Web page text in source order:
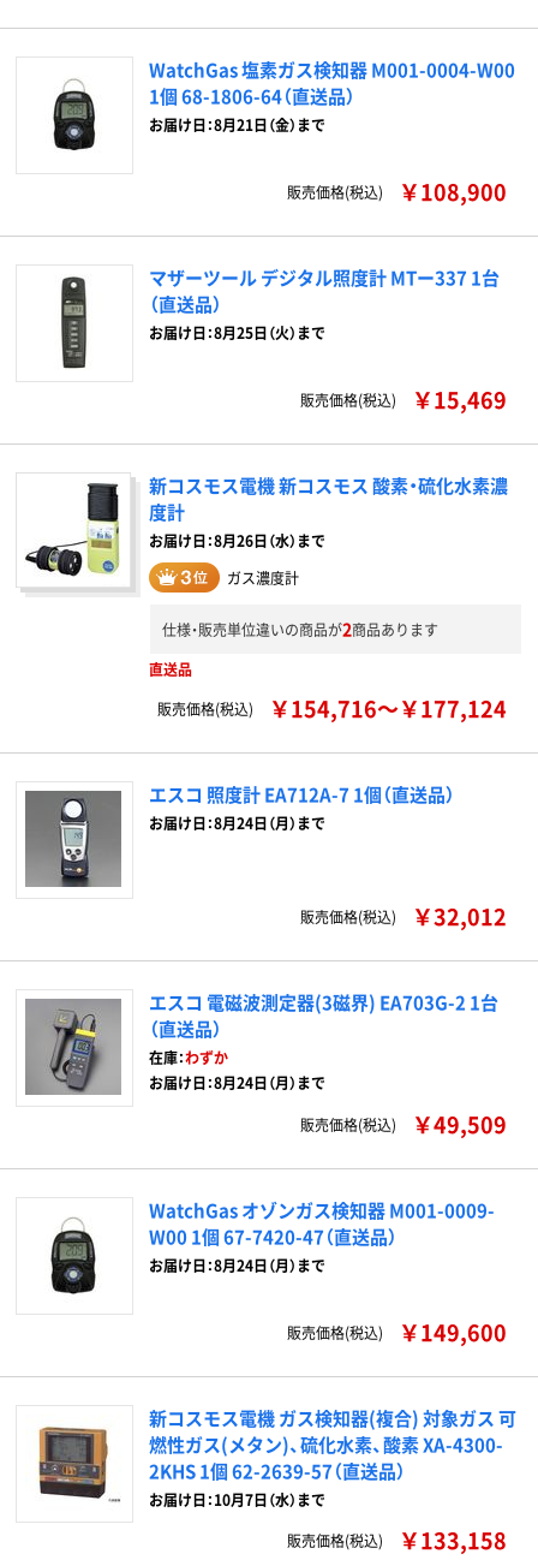
WatchGas 塩素ガス検知器 M001-0004-W00
1個 68-1806-64（直送品）
お届け日：8月21日（金）まで
販売価格(税込) ￥108,900
マザーツール デジタル照度計 MTー337 1台
（直送品）
お届け日：8月25日（火）まで
販売価格(税込) ￥15,469
新コスモス電機 新コスモス 酸素・硫化水素濃
度計
お届け日：8月26日（水）まで
ガス濃度計
仕様・販売単位違いの商品が2商品あります
直送品
販売価格(税込)
￥154,716～￥177,124
エスコ 照度計 EA712A-7 1個（直送品）
お届け日：8月24日（月）まで
販売価格(税込) ￥32,012
エスコ 電磁波測定器(3磁界) EA703G-2 1台
（直送品）
在庫：わずか
お届け日：8月24日（月）まで
販売価格(税込) ￥49,509
WatchGas オゾンガス検知器 M001-0009-
W00 1個 67-7420-47（直送品）
お届け日：8月24日（月）まで
販売価格(税込) ￥149,600
新コスモス電機 ガス検知器(複合) 対象ガス 可
燃性ガス(メタン)、硫化水素、酸素 XA-4300-
2KHS 1個 62-2639-57（直送品）
お届け日：10月7日（水）まで
販売価格(税込)
￥133,158